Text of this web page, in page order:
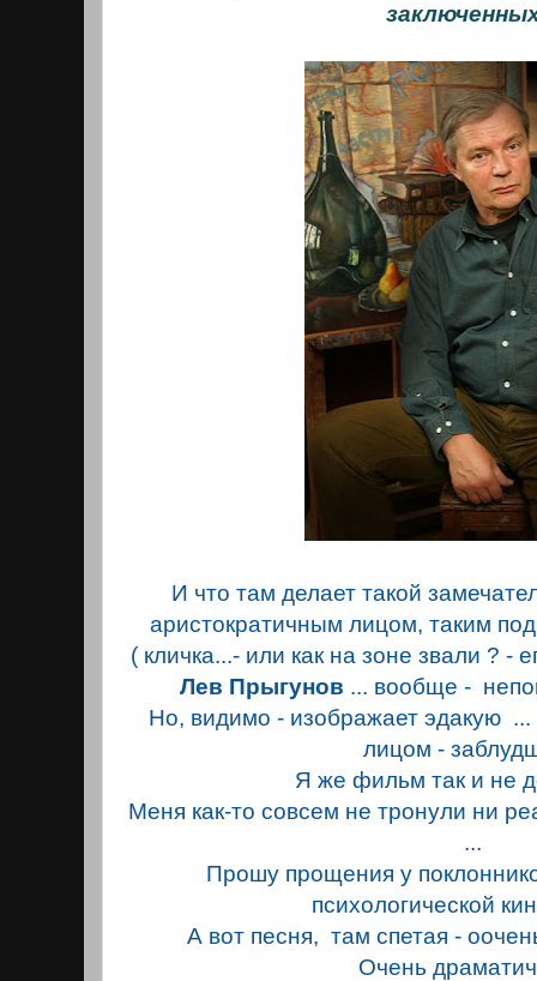
И что там делает такой
аристократичным лицом, таким
( кличка...- или как на зоне звали ? -
Лев Прыгунов ... вообще -
Но, видимо - изображает эдакую ...
лицом -
Я же фильм так и не
Меня как-то совсем не тронули ни
...
Прошу прощения у
психологической
А вот песня, там спетая -
Очень